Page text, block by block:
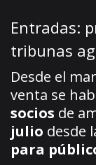
Entradas:
tribunas
Desde el
venta se
socios de
julio desde
para